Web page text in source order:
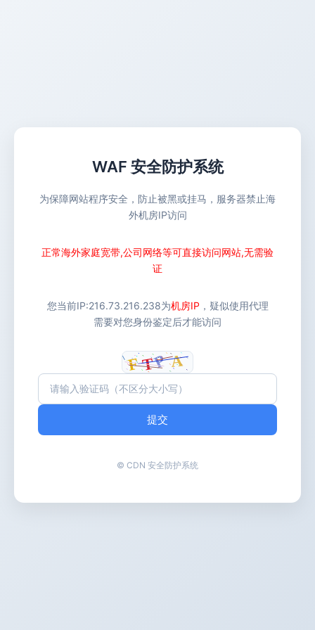
WAF 安全防护系统
为保障网站程序安全，防止被黑或挂马，服务器禁止海
外机房IP访问
正常海外家庭宽带,公司网络等可直接访问网站,无需验
证
您当前IP:216.73.216.238为机房IP ，疑似使用代理
需要对您身份鉴定后才能访问
提交
© CDN 安全防护系统